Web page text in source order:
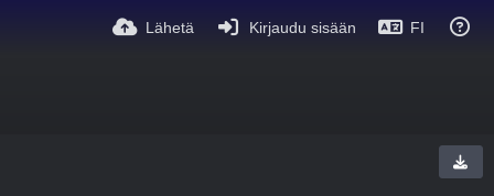
Lähetä Kirjaudu sisään FI